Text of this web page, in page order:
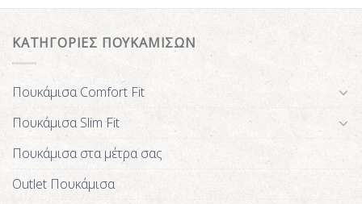
ΚΑΤΗΓΟΡΙΕΣ ΠΟΥΚΑΜΙΣΩΝ
Πουκάμισα Comfort Fit
Πουκάμισα Slim Fit
Πουκάμισα στα μέτρα σας
Outlet Πουκάμισα